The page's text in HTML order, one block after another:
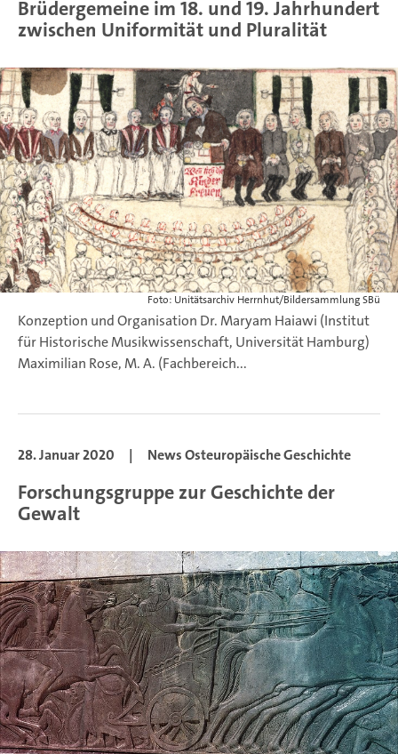
Brüdergemeine im 18. und 19. Jahrhundert
zwischen Uniformität und Pluralität
Foto: Unitätsarchiv Herrnhut/Bildersammlung SBü
Konzeption und Organisation Dr. Maryam Haiawi (Institut
für Historische Musikwissenschaft, Universität Hamburg)
Maximilian Rose, M. A. (Fachbereich...
28. Januar 2020 | News Osteuropäische Geschichte
Forschungsgruppe zur Geschichte der
Gewalt